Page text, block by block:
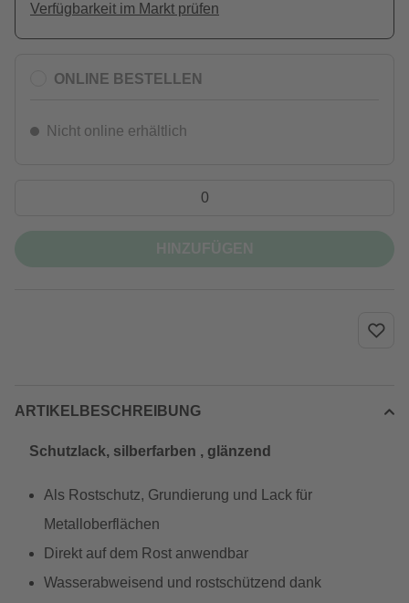
Verfügbarkeit im Markt prüfen
ONLINE BESTELLEN
Nicht online erhältlich
ARTIKELBESCHREIBUNG
Schutzlack, silberfarben , glänzend
Als Rostschutz, Grundierung und Lack für
Metalloberflächen
Direkt auf dem Rost anwendbar
Wasserabweisend und rostschützend dank